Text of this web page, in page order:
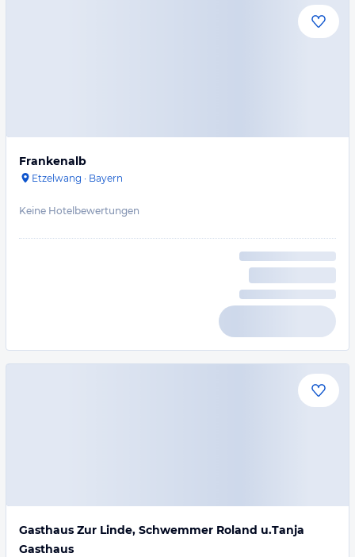
Frankenalb
Etzelwang · Bayern
Keine Hotelbewertungen
Gasthaus Zur Linde, Schwemmer Roland u.Tanja
Gasthaus